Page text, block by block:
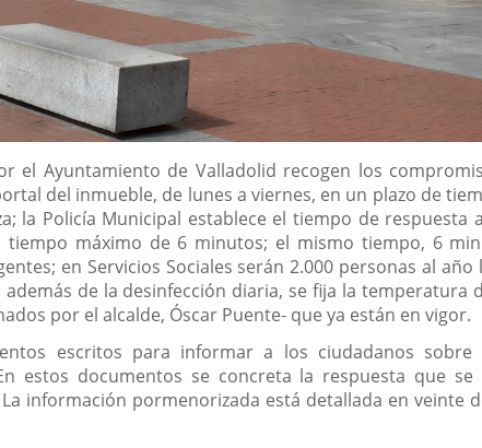
el Ayuntamiento de Valladolid recogen los
del inmueble, de lunes a viernes, en un plazo de
la Policía Municipal establece el tiempo de
máximo de 6 minutos; el mismo tiempo, 6
en Servicios Sociales serán 2.000 personas al
de la desinfección diaria, se fija la temperatura
por el alcalde, Óscar Puente- que ya están en vigor.
escritos para informar a los ciudadanos
estos documentos se concreta la respuesta que
información pormenorizada está detallada en veinte